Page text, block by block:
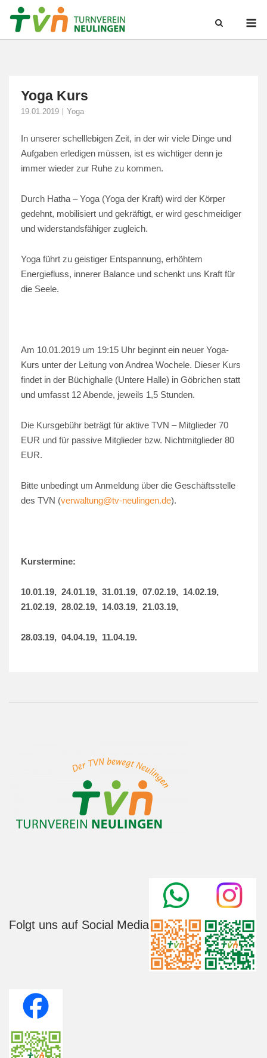
Yoga Kurs
19.01.2019 Yoga
In unserer schelllebigen Zeit, in der wir viele Dinge und
Aufgaben erledigen müssen, ist es wichtiger denn je
immer wieder zur Ruhe zu kommen.
Durch Hatha – Yoga (Yoga der Kraft) wird der Körper
gedehnt, mobilisiert und gekräftigt, er wird geschmeidiger
und widerstandsfähiger zugleich.
Yoga führt zu geistiger Entspannung, erhöhtem
Energiefluss, innerer Balance und schenkt uns Kraft für
die Seele.
Am 10.01.2019 um 19:15 Uhr beginnt ein neuer Yoga-
Kurs unter der Leitung von Andrea Wochele. Dieser Kurs
findet in der Büchighalle (Untere Halle) in Göbrichen statt
und umfasst 12 Abende, jeweils 1,5 Stunden.
Die Kursgebühr beträgt für aktive TVN – Mitglieder 70
EUR und für passive Mitglieder bzw. Nichtmitglieder 80
EUR.
Bitte unbedingt um Anmeldung über die Geschäftsstelle
des TVN (verwaltung@tv-neulingen.de).
Kurstermine:
10.01.19, 24.01.19, 31.01.19, 07.02.19, 14.02.19,
21.02.19, 28.02.19, 14.03.19, 21.03.19,
28.03.19, 04.04.19, 11.04.19.
Folgt uns auf Social Media